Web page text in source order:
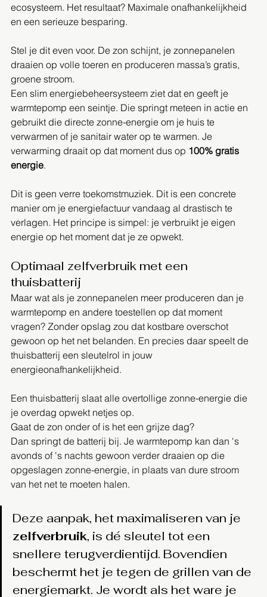
ecosysteem. Het resultaat? Maximale onafhankelijkheid
en een serieuze besparing.
Stel je dit even voor. De zon schijnt, je zonnepanelen
draaien op volle toeren en produceren massa’s gratis,
groene stroom.
Een slim energiebeheersysteem ziet dat en geeft je
warmtepomp een seintje. Die springt meteen in actie en
gebruikt die directe zonne-energie om je huis te
verwarmen of je sanitair water op te warmen. Je
verwarming draait op dat moment dus op 100% gratis
energie.
Dit is geen verre toekomstmuziek. Dit is een concrete
manier om je energiefactuur vandaag al drastisch te
verlagen. Het principe is simpel: je verbruikt je eigen
energie op het moment dat je ze opwekt.
Optimaal zelfverbruik met een
thuisbatterij
Maar wat als je zonnepanelen meer produceren dan je
warmtepomp en andere toestellen op dat moment
vragen? Zonder opslag zou dat kostbare overschot
gewoon op het net belanden. En precies daar speelt de
thuisbatterij een sleutelrol in jouw
energieonafhankelijkheid.
Een thuisbatterij slaat alle overtollige zonne-energie die
je overdag opwekt netjes op.
Gaat de zon onder of is het een grijze dag?
Dan springt de batterij bij. Je warmtepomp kan dan 's
avonds of 's nachts gewoon verder draaien op die
opgeslagen zonne-energie, in plaats van dure stroom
van het net te moeten halen.
Deze aanpak, het maximaliseren van je
zelfverbruik, is dé sleutel tot een
snellere terugverdientijd. Bovendien
beschermt het je tegen de grillen van de
energiemarkt. Je wordt als het ware je